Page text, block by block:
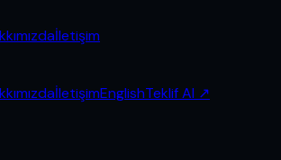
İletişim
İletişimEnglishTeklif Al ↗